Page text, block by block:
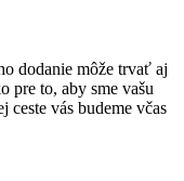
dodanie môže trvať aj
pre to, aby sme vašu
ceste vás budeme včas